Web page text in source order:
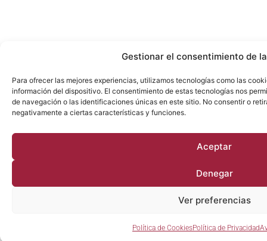
Gestionar el consentimiento de
Para ofrecer las mejores experiencias, utilizamos tecnologías como las
información del dispositivo. El consentimiento de estas tecnologías nos
de navegación o las identificaciones únicas en este sitio. No consentir o
negativamente a ciertas características y funciones.
Aceptar
Denegar
Ver preferencias
Política de CookiesPolítica de Privacidad